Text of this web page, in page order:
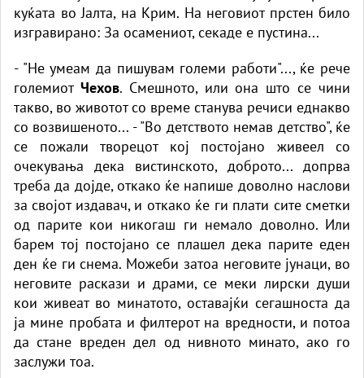
куќата во Јалта, на Крим. На неговиот прстен било
изгравирано: За осамениот, секаде е пустина...
- "Не умеам да пишувам големи работи"..., ќе рече
големиот Чехов. Смешното, или она што се чини
такво, во животот со време станува речиси еднакво
со возвишеното... - "Во детството немав детство", ќе
се пожали творецот кој постојано живеел со
очекувања дека вистинското, доброто... допрва
треба да дојде, откако ќе напише доволно наслови
за својот издавач, и откако ќе ги плати сите сметки
од парите кои никогаш ги немало доволно. Или
барем тој постојано се плашел дека парите еден
ден ќе ги снема. Можеби затоа неговите јунаци, во
неговите раскази и драми, се меки лирски души
кои живеат во минатото, оставајќи сегашноста да
ја мине пробата и филтерот на вредности, и потоа
да стане вреден дел од нивното минато, ако го
заслужи тоа.